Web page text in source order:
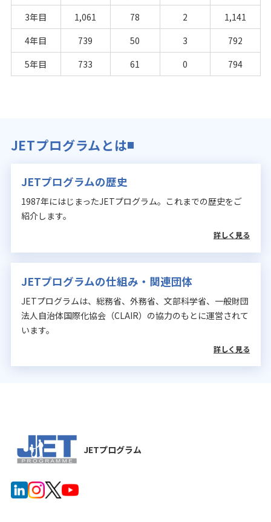
3年目
1,061 78 2
1,141
4年目
739 50 3
792
5年目
733 61 0 794
JETプログラムとは
JETプログラムの歴史
1987年にはじまったJETプログラム。これまでの歴史をご
紹介します。
詳しく見る
JETプログラムの仕組み・関連団体
JETプログラムは、総務省、外務省、文部科学省、一般財団
法人自治体国際化協会（CLAIR）の協力のもとに運営されて
います。
詳しく見る
JETプログラム